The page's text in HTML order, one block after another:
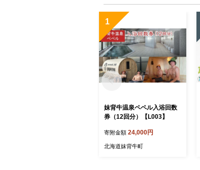
1
妹背牛温泉ペペル入浴回数
券（12回分）【L003】
寄附金額 24,000円
北海道妹背牛町